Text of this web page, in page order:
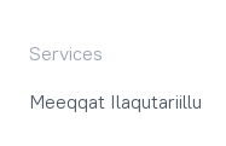
Services
Meeqqat Ilaqutariillu